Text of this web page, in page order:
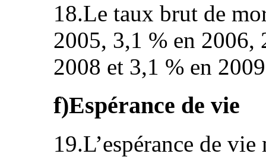
18.Le taux brut de
2005, 3,1 % en 2006,
2008 et 3,1 % en
f)Espérance de vie
19.L’espérance de